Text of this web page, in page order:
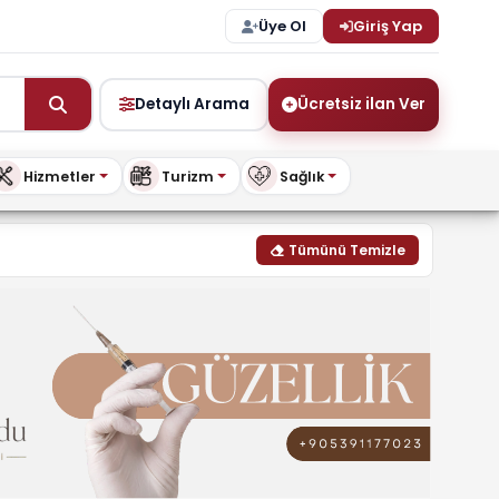
Üye Ol Giriş Yap
Detaylı Arama Ücretsiz ilan Ver
Hizmetler Turizm Sağlık
| buykibris.com
Tümünü Temizle